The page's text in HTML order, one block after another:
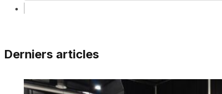
Derniers articles